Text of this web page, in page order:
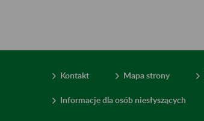
Kontakt Mapa strony
Informacje dla osób niesłyszących